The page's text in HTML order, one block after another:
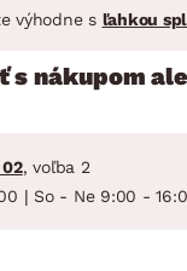
výhodne s ľahkou
s nákupom
, voľba 2
| So - Ne 9:00 -